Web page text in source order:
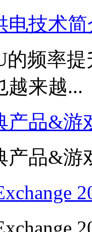
电技术简
频率提
越来越...
产品&游
产品&游